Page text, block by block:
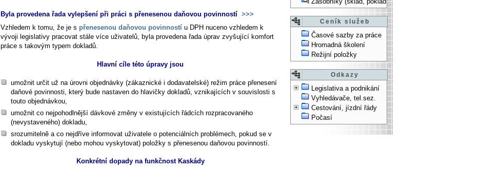
Ceník služeb
Časové sazby za práce
Hromadná školení
Režijní položky
Odkazy
Legislativa a podnikání
Vyhledávače, tel.sez.
Cestování, jízdní řády
Počasí
Byla provedena řada vylepšení při práci s přenesenou daňovou povinností >>>
Vzhledem k tomu, že je s přenesenou daňovou povinností u DPH nuceno vzhledem k
vývoji legislativy pracovat stále více uživatelů, byla provedena řada úprav zvyšující komfort
práce s takovým typem dokladů.
Hlavní cíle této úpravy jsou
umožnit určit už na úrovni objednávky (zákaznické i dodavatelské) režim práce přenesení
daňové povinnosti, který bude nastaven do hlavičky dokladů, vznikajících v souvislosti s
touto objednávkou,
umožnit co nejpohodlnější dávkové změny v existujících řádcích rozpracovaného
(nevystaveného) dokladu,
srozumitelně a co nejdříve informovat uživatele o potenciálních problémech, pokud se v
dokladu vyskytují (nebo mohou vyskytovat) položky s přenesenou daňovou povinností.
Konkrétní dopady na funkčnost Kaskády